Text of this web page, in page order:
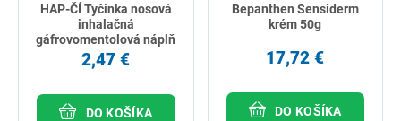
HAP-ČÍ Tyčinka nosová
inhalačná
gáfrovomentolová náplň
1 ks
2,47 €
DO KOŠÍKA
Bepanthen Sensiderm
krém 50g
17,72 €
DO KOŠÍKA